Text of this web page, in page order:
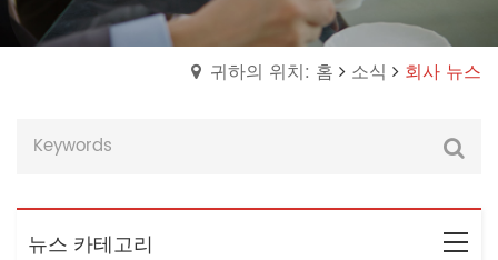
귀하의 위치: 홈 소식 회사 뉴스
뉴스 카테고리